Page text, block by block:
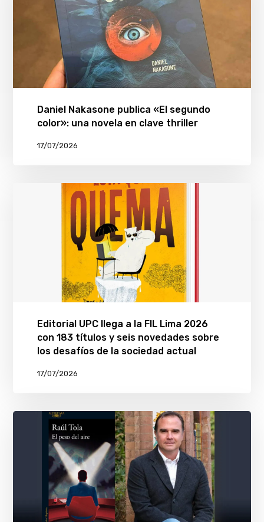
Daniel Nakasone publica «El segundo
color»: una novela en clave thriller
17/07/2026
Editorial UPC llega a la FIL Lima 2026
con 183 títulos y seis novedades sobre
los desafíos de la sociedad actual
17/07/2026